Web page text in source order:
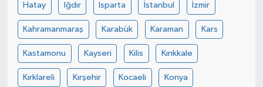
Hatay Iğdır Isparta İstanbul İzmir
Kahramanmaraş Karabük Karaman Kars
Kastamonu Kayseri Kilis Kırıkkale
Kırklareli Kırşehir Kocaeli Konya